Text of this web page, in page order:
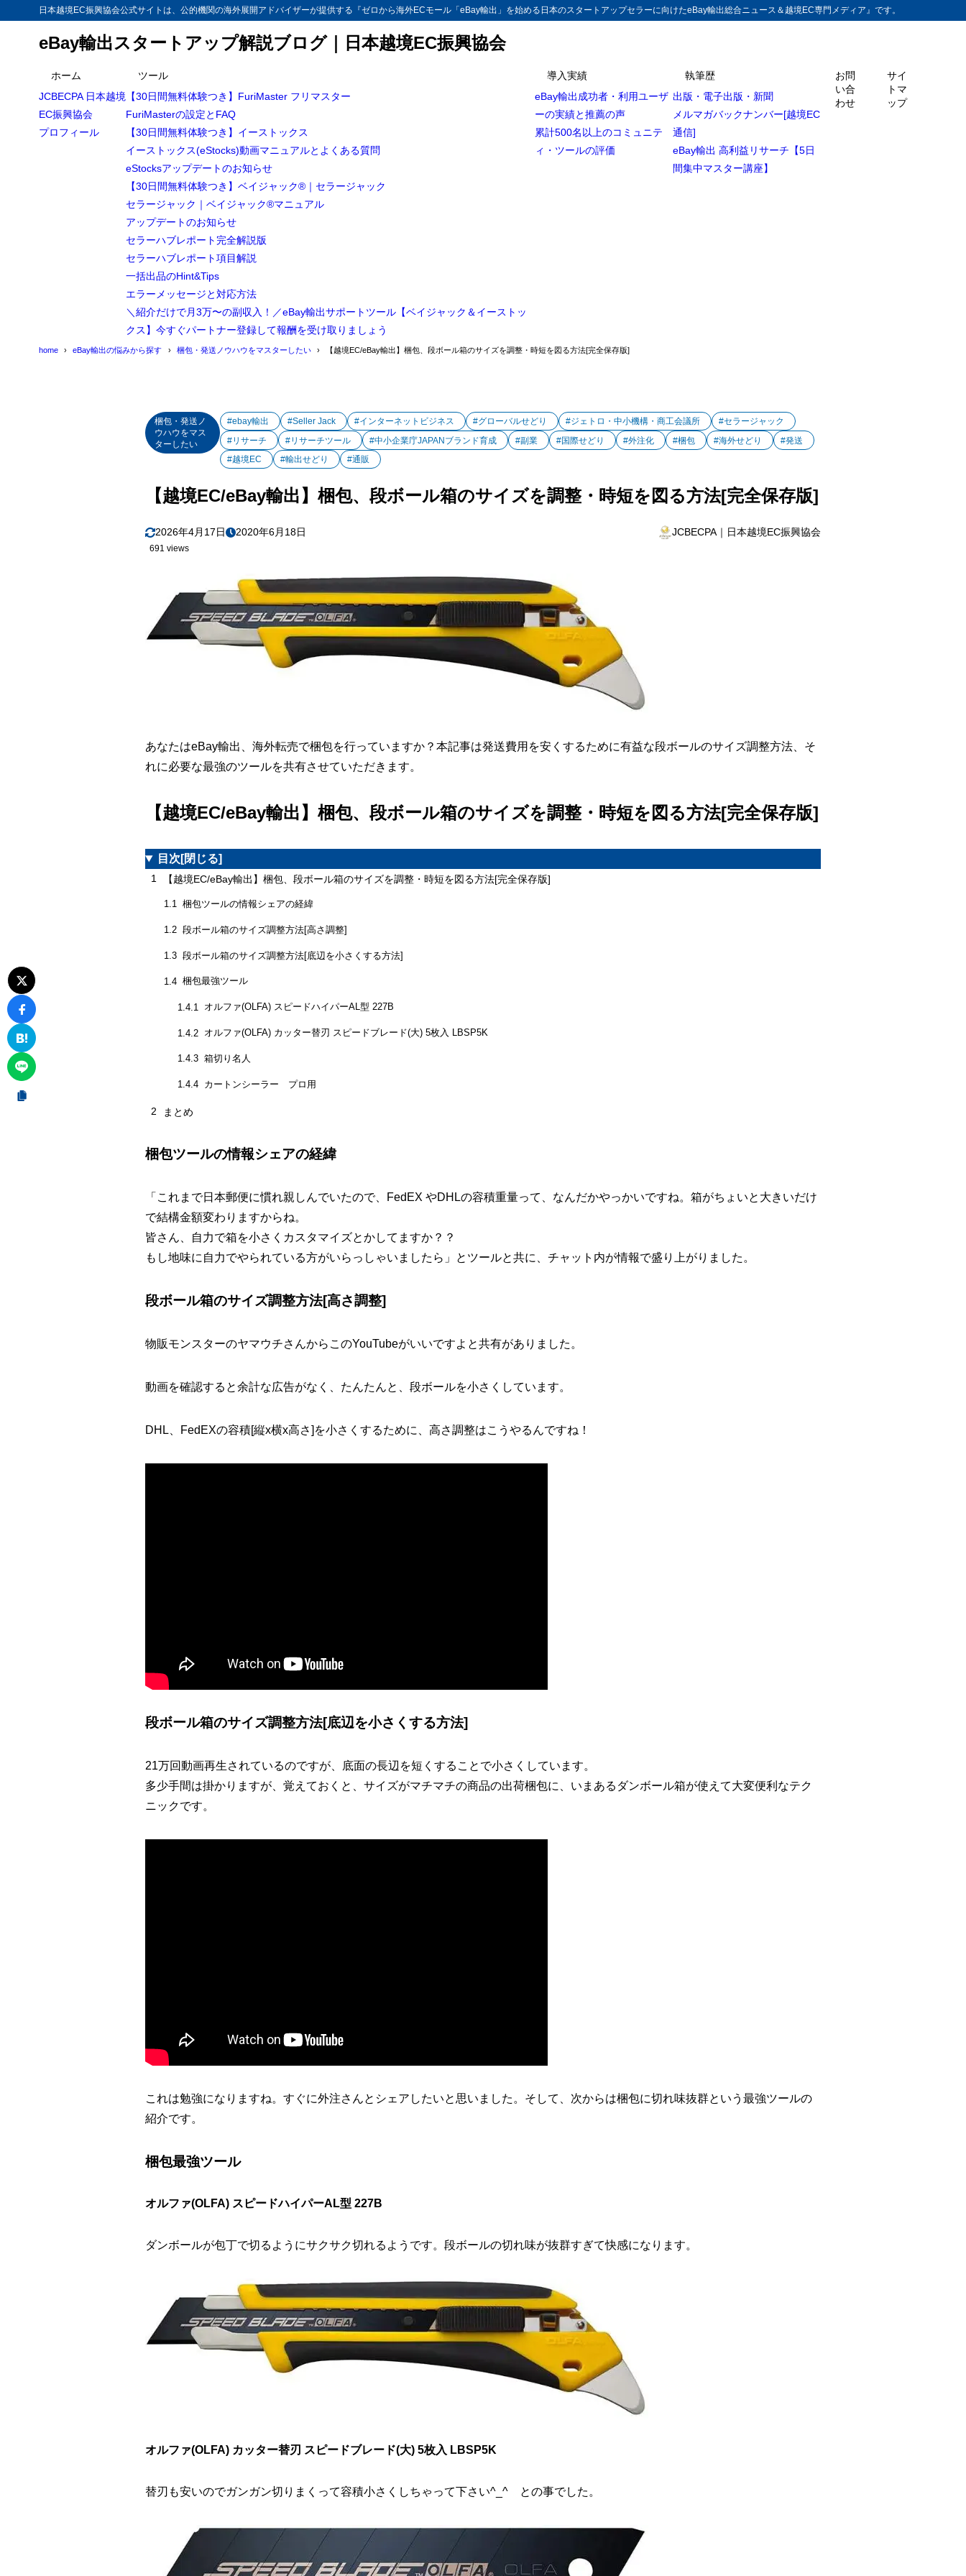
日本越境EC振興協会公式サイトは、公的機関の海外展開アドバイザーが提供する『ゼロから海外ECモール「eBay輸出」を始める日本のスタートアップセラーに向けたeBay輸出総合ニュース＆越境EC専門メディア』です。
eBay輸出スタートアップ解説ブログ｜日本越境EC振興協会
ホーム
JCBECPA 日本越境
EC振興協会
プロフィール
ツール
【30日間無料体験つき】FuriMaster フリマスター
FuriMasterの設定とFAQ
【30日間無料体験つき】イーストックス
イーストックス(eStocks)動画マニュアルとよくある質問
eStocksアップデートのお知らせ
【30日間無料体験つき】ベイジャック®｜セラージャック
セラージャック｜ベイジャック®マニュアル
アップデートのお知らせ
セラーハブレポート完全解説版
セラーハブレポート項目解説
一括出品のHint&Tips
エラーメッセージと対応方法
＼紹介だけで月3万〜の副収入！／eBay輸出サポートツール【ベイジャック＆イーストッ
クス】今すぐパートナー登録して報酬を受け取りましょう
導入実績
eBay輸出成功者・利用ユーザ
ーの実績と推薦の声
累計500名以上のコミュニテ
ィ・ツールの評価
執筆歴
出版・電子出版・新聞
メルマガバックナンバー[越境EC
通信]
eBay輸出 高利益リサーチ【5日
間集中マスター講座】
お問
い合
わせ
サイ
トマ
ップ
home eBay輸出の悩みから探す 梱包・発送ノウハウをマスターしたい 【越境EC/eBay輸出】梱包、段ボール箱のサイズを調整・時短を図る方法[完全保存版]
梱包・発送ノ
ウハウをマス
ターしたい
#ebay輸出 #Seller Jack #インターネットビジネス #グローバルせどり #ジェトロ・中小機構・商工会議所
#セラージャック
#リサーチ
#リサーチツール #中小企業庁JAPANブランド育成 #副業 #国際せどり #外注化 #梱包 #海外せどり
#発送
#越境EC
#輸出せどり #通販
【越境EC/eBay輸出】梱包、段ボール箱のサイズを調整・時短を図る方法[完全保存版]
2026年4月17日 2020年6月18日 JCBECPA｜日本越境EC振興協会
691 views
あなたはeBay輸出、海外転売で梱包を行っていますか？本記事は発送費用を安くするために有益な段ボールのサイズ調整方法、そ
れに必要な最強のツールを共有させていただきます。
【越境EC/eBay輸出】梱包、段ボール箱のサイズを調整・時短を図る方法[完全保存版]
目次 [閉じる]
1 【越境EC/eBay輸出】梱包、段ボール箱のサイズを調整・時短を図る方法[完全保存版]
1.1 梱包ツールの情報シェアの経緯
1.2 段ボール箱のサイズ調整方法[高さ調整]
1.3 段ボール箱のサイズ調整方法[底辺を小さくする方法]
1.4 梱包最強ツール
1.4.1 オルファ(OLFA) スピードハイパーAL型 227B
1.4.2 オルファ(OLFA) カッター替刃 スピードブレード(大) 5枚入 LBSP5K
1.4.3 箱切り名人
1.4.4 カートンシーラー プロ用
2 まとめ
梱包ツールの情報シェアの経緯
「これまで日本郵便に慣れ親しんでいたので、FedEX やDHLの容積重量って、なんだかやっかいですね。箱がちょいと大きいだけ
で結構金額変わりますからね。
皆さん、自力で箱を小さくカスタマイズとかしてますか？？
もし地味に自力でやられている方がいらっしゃいましたら」とツールと共に、チャット内が情報で盛り上がりました。
段ボール箱のサイズ調整方法[高さ調整]
物販モンスターのヤマウチさんからこのYouTubeがいいですよと共有がありました。
動画を確認すると余計な広告がなく、たんたんと、段ボールを小さくしています。
DHL、FedEXの容積[縦x横x高さ]を小さくするために、高さ調整はこうやるんですね！
段ボール箱のサイズ調整方法[底辺を小さくする方法]
21万回動画再生されているのですが、底面の長辺を短くすることで小さくしています。
多少手間は掛かりますが、覚えておくと、サイズがマチマチの商品の出荷梱包に、いまあるダンボール箱が使えて大変便利なテク
ニックです。
これは勉強になりますね。すぐに外注さんとシェアしたいと思いました。そして、次からは梱包に切れ味抜群という最強ツールの
紹介です。
梱包最強ツール
オルファ(OLFA) スピードハイパーAL型 227B
ダンボールが包丁で切るようにサクサク切れるようです。段ボールの切れ味が抜群すぎて快感になります。
オルファ(OLFA) カッター替刃 スピードブレード(大) 5枚入 LBSP5K
替刃も安いのでガンガン切りまくって容積小さくしちゃって下さい^_^ との事でした。
目次
1 【越境EC/eBay輸出】梱包、段ボール箱のサイズを調整・時短を図る方法[完全保存版]
梱包ツールの情報シェアの経緯
1.2 段ボール箱のサイズ調整方法[高さ調整]
1.4 梱包最強ツール
1.4.4 カートンシーラー プロ用
2 まとめ